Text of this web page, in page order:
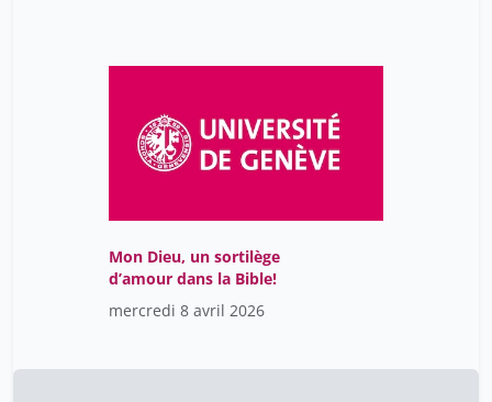
Mon Dieu, un sortilège
d’amour dans la Bible!
mercredi 8 avril 2026